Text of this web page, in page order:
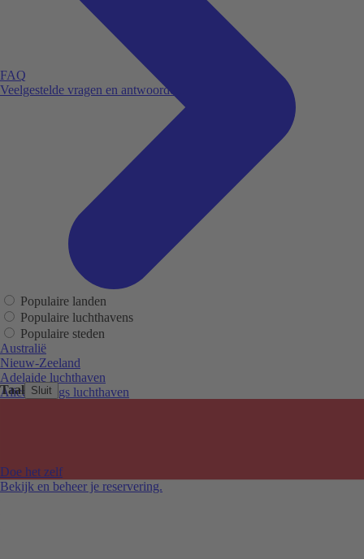
Taal Sluit
FAQ
Veelgestelde vragen en antwoorden.
Doe het zelf
Bekijk en beheer je reservering.
Populaire landen
Populaire luchthavens
Populaire steden
Australië
Nieuw-Zeeland
Adelaide luchthaven
Alice Springs luchthaven
Melbourne Tullamarine luchthaven
Perth luchthaven
Sydney luchthaven